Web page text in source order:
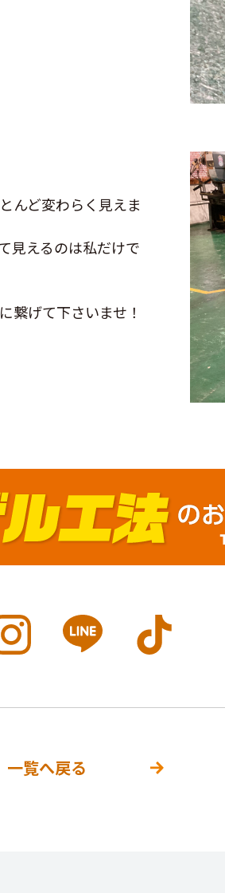
んど変わらく見えま
見えるのは私だけで
繋げて下さいませ！
一覧へ戻る